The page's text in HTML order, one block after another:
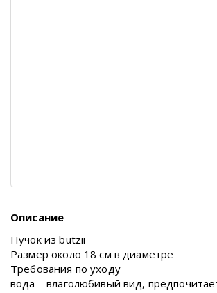
Описание
Пучок из butzii
Размер около 18 см в диаметре
Требования по уходу
вода – влаголюбивый вид,